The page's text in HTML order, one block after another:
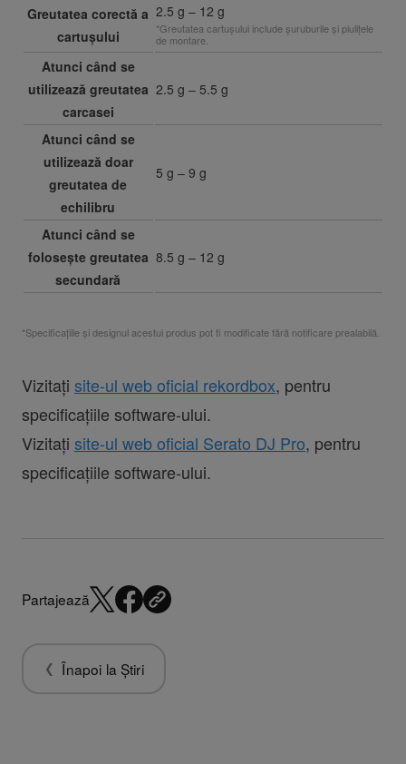
Greutatea corectă a
cartușului
2.5 g – 12 g
*Greutatea cartușului include șuruburile și piulițele
de montare.
Atunci când se
utilizează greutatea
carcasei
2.5 g – 5.5 g
Atunci când se
utilizează doar
greutatea de
echilibru
5 g – 9 g
Atunci când se
folosește greutatea
secundară
8.5 g – 12 g
*Specificațiile și designul acestui produs pot fi modificate fără notificare prealabilă.
Vizitați site-ul web oficial rekordbox, pentru
specificațiile software-ului.
Vizitați site-ul web oficial Serato DJ Pro, pentru
specificațiile software-ului.
Partajează
Înapoi la Știri